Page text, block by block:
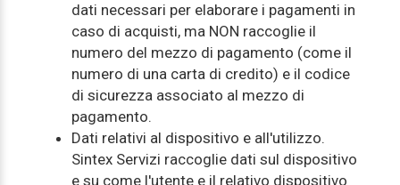
dati necessari per elaborare i pagamenti in
caso di acquisti, ma NON raccoglie il
numero del mezzo di pagamento (come il
numero di una carta di credito) e il codice
di sicurezza associato al mezzo di
pagamento.
Dati relativi al dispositivo e all'utilizzo.
Sintex Servizi raccoglie dati sul dispositivo
e su come l'utente e il relativo dispositivo